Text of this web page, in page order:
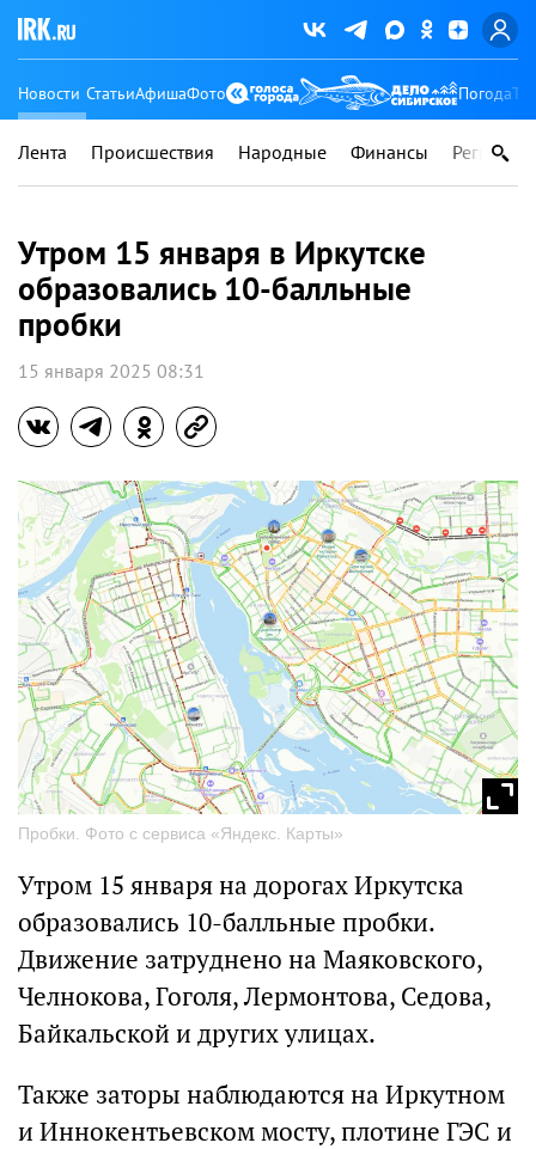
Новости СтатьиАфишаФото Погода
Лента Происшествия Народные Финансы Регионы
Утром 15 января в Иркутске
образовались 10-балльные
пробки
15 января 2025 08:31
Пробки. Фото с сервиса «Яндекс. Карты»
Утром 15 января на дорогах Иркутска
образовались 10-балльные пробки.
Движение затруднено на Маяковского,
Челнокова, Гоголя, Лермонтова, Седова,
Байкальской и других улицах.
Также заторы наблюдаются на Иркутном
и Иннокентьевском мосту, плотине ГЭС и